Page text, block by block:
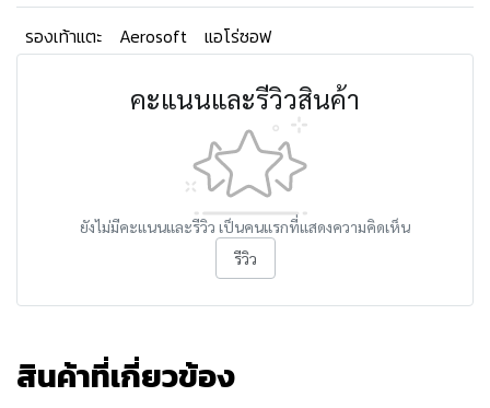
รองเท้าแตะ Aerosoft แอโร่ซอฟ
คะแนนและรีวิวสินค้า
ยังไม่มีคะแนนและรีวิว เป็นคนแรกที่แสดงความคิดเห็น
รีวิว
สินค้าที่เกี่ยวข้อง